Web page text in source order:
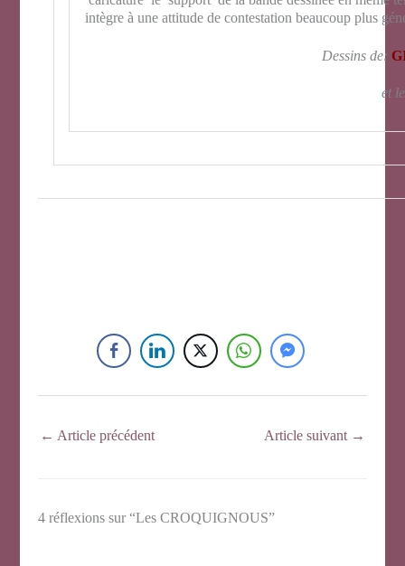
intègre à une attitude de contestation beaucoup plus
Dessins de:
et
← Article précédent Article suivant →
4 réflexions sur “Les CROQUIGNOUS”